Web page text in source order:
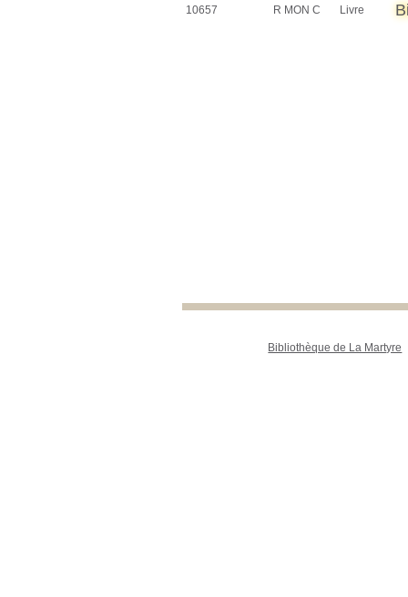
10657
R MON C Livre
Bibliothèque de La Martyre